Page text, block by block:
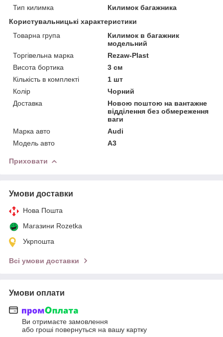
Тип килимка
Килимок багажника
Користувальницькі характеристики
Товарна група
Килимок в багажник
модельний
Торгівельна марка
Rezaw-Plast
Висота бортика
3 см
Кількість в комплекті
1 шт
Колір
Чорний
Доставка
Новою поштою на вантажне
відділення без обмереження
ваги
Марка авто
Audi
Модель авто
A3
Приховати
Умови доставки
Нова Пошта
Магазини Rozetka
Укрпошта
Всі умови доставки
Умови оплати
Ви отримаєте замовлення
або гроші повернуться на вашу картку